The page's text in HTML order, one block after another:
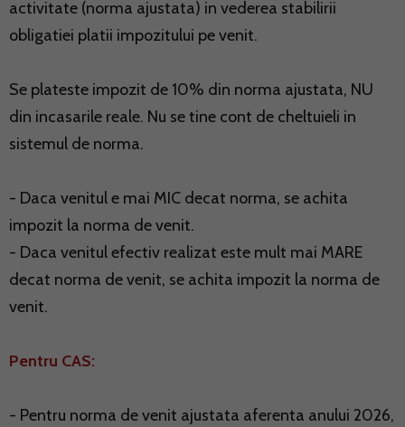
activitate (norma ajustata) in vederea stabilirii
obligatiei platii impozitului pe venit.
Se plateste impozit de 10% din norma ajustata, NU
din incasarile reale. Nu se tine cont de cheltuieli in
sistemul de norma.
- Daca venitul e mai MIC decat norma, se achita
impozit la norma de venit.
- Daca venitul efectiv realizat este mult mai MARE
decat norma de venit, se achita impozit la norma de
venit.
Pentru CAS:
- Pentru norma de venit ajustata aferenta anului 2026,